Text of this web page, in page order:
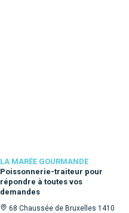
LA MARÉE GOURMANDE
Poissonnerie-traiteur pour
répondre à toutes vos
demandes
68 Chaussée de Bruxelles 1410